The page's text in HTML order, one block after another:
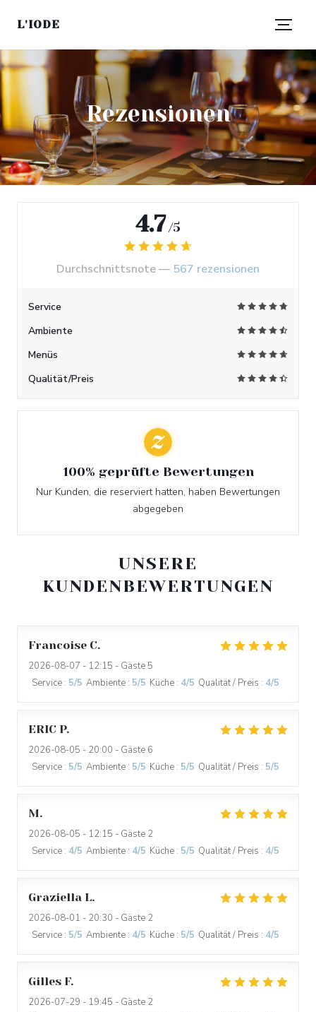
L'IODE
Rezensionen
UNSERE
KUNDENBEWERTUNGEN
Francoise C
2026-08-07 - 12:15 - Gäste 5
Service : 5/5 Ambiente : 5/5 Küche : 4/5 Qualität / Preis : 4/5
ERIC P
2026-08-05 - 20:00 - Gäste 6
Service : 5/5 Ambiente : 5/5 Küche : 5/5 Qualität / Preis : 5/5
M
2026-08-05 - 12:15 - Gäste 2
Service : 4/5 Ambiente : 4/5 Küche : 5/5 Qualität / Preis : 4/5
Graziella L
2026-08-01 - 20:30 - Gäste 2
Service : 5/5 Ambiente : 4/5 Küche : 5/5 Qualität / Preis : 4/5
Gilles F
2026-07-29 - 19:45 - Gäste 2
4.7 /5
Durchschnittsnote — 567 rezensionen
Service
Ambiente
Menüs
Qualität/Preis
100% geprüfte Bewertungen
Nur Kunden, die reserviert hatten, haben Bewertungen
abgegeben